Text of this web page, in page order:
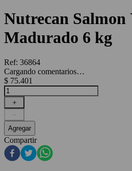
Nutrecan Salmon
Madurado 6 kg
Ref: 36864
Cargando comentarios…
$ 75.401
＋
－
Agregar
Compartir